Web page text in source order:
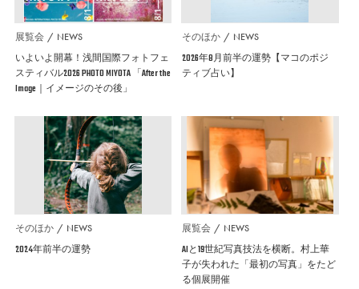
展覧会 NEWS
いよいよ開幕！浅間国際フォトフェ
スティバル2026 PHOTO MIYOTA 「After the
Image｜イメージのその後」
そのほか NEWS
2026年8月前半の運勢【マコのポジ
ティブ占い】
そのほか NEWS
2024年前半の運勢
展覧会 NEWS
AIと19世紀写真技法を横断。村上華
子が失われた「最初の写真」をたど
る個展開催